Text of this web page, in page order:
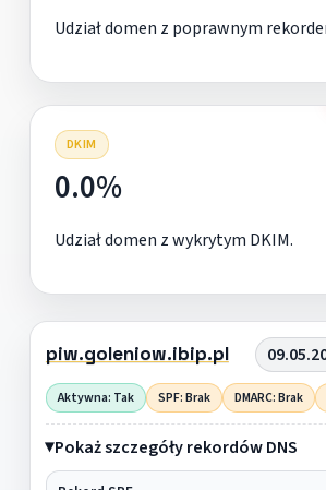
Udział domen z poprawnym
DKIM
0.0%
Udział domen z wykrytym DKIM.
piw.goleniow.ibip.pl
Aktywna: Tak SPF: Brak DMARC: Brak
Pokaż szczegóły rekordów DNS